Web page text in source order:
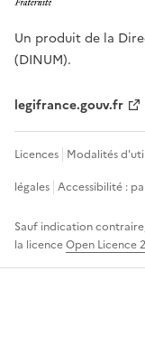
Un produit de la
(DINUM).
legifrance.gouv.fr
Licences Modalités
légales Accessibilité :
Sauf indication
la licenceOpen Licence